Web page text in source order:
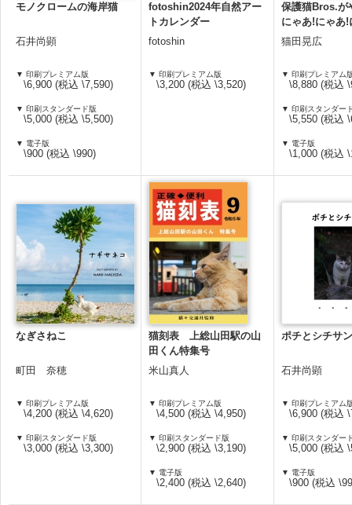
モノクロームの海岸猫
石井尚顕
▼ 印刷プレミアム版
\6,900 (税込 \7,590)
▼ 印刷スタンダード版
\5,000 (税込 \5,500)
▼ 電子版
\900 (税込 \990)
fotoshin2024年自然アー
トカレンダー
fotoshin
▼ 印刷プレミアム版
\3,200 (税込 \3,520)
保護猫Bros.が
にゃあ!にゃあ!
猫田晃広
▼ 印刷プレミアム
\8,880 (税込
▼ 印刷スタンダー
\5,550 (税込
▼ 電子版
\1,000 (税込
なぎさねこ
町田 奈穂
▼ 印刷プレミアム版
\4,200 (税込 \4,620)
▼ 印刷スタンダード版
\3,000 (税込 \3,300)
猫刻表 上総山田駅の山
田くん特集号
米山真人
▼ 印刷プレミアム版
\4,500 (税込 \4,950)
▼ 印刷スタンダード版
\2,900 (税込 \3,190)
▼ 電子版
\2,400 (税込 \2,640)
ポチとシチサン
石井尚顕
▼ 印刷プレミアム
\6,900 (税込
▼ 印刷スタンダー
\5,000 (税込
▼ 電子版
\900 (税込